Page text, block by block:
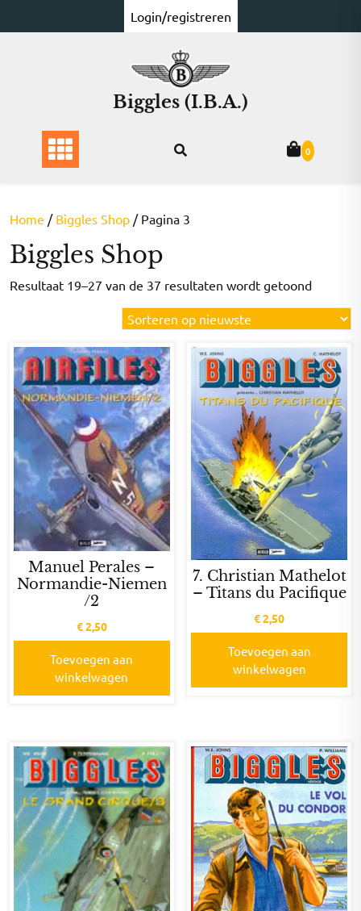
naar
Login/registreren
Biggles (I.B.A.)
0
Home / Biggles Shop / Pagina 3
Biggles Shop
Resultaat 19–27 van de 37 resultaten wordt getoond
op
Manuel Perales –
Normandie-Niemen
/2
€2,50
Toevoegen aan
winkelwagen
7. Christian Mathelot
– Titans du Pacifique
€2,50
Toevoegen aan
winkelwagen